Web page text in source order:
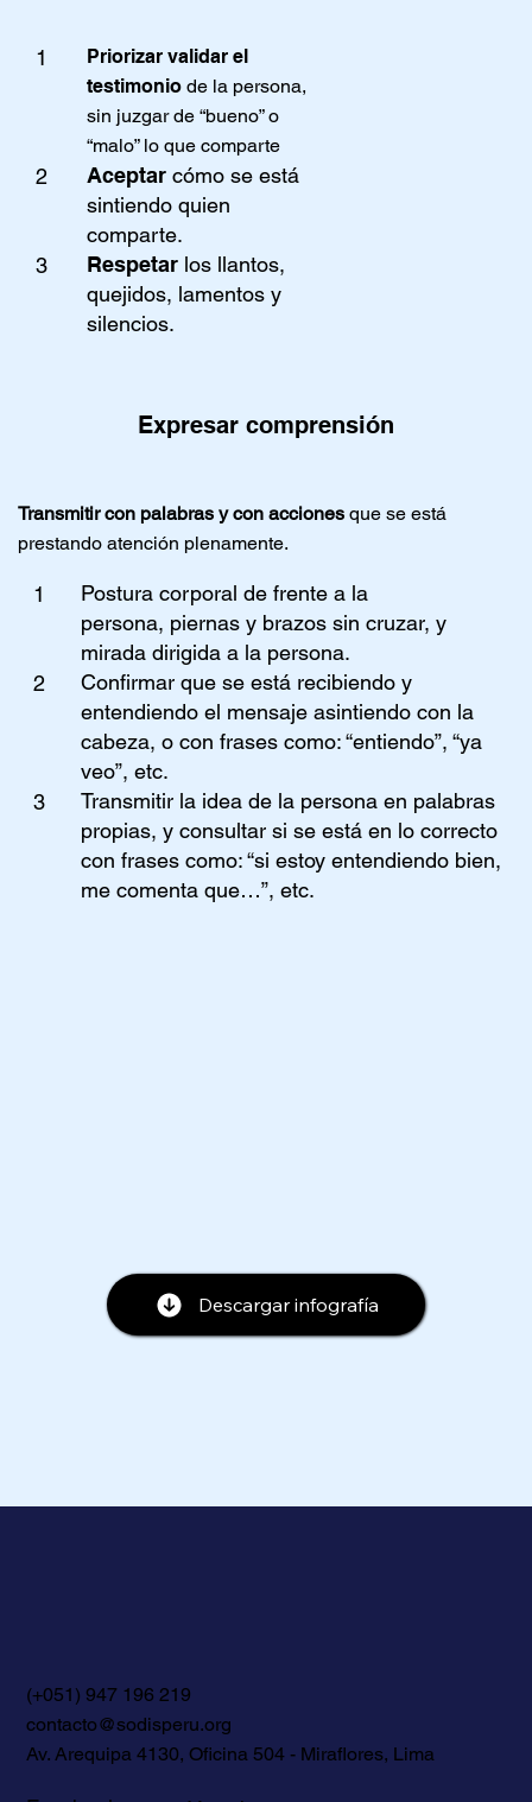
Priorizar validar el
testimonio de la persona,
sin juzgar de “bueno” o
“malo” lo que comparte
1
Aceptarcómo se está
sintiendo quien
comparte.
2
Respetar los llantos,
quejidos, lamentos y
silencios.
3
Expresar comprensión
Transmitir con palabras y con accionesque se está
prestando atención plenamente.
Postura corporal de frente a la
persona, piernas y brazos sin cruzar, y
mirada dirigida a la persona.
1
Confirmar que se está recibiendo y
entendiendo el mensaje asintiendo con la
cabeza, o con frases como: “entiendo”, “ya
veo”, etc.
2
Transmitir la idea de la persona en palabras
propias, y consultar si se está en lo correcto
con frases como: “si estoy entendiendo bien,
me comenta que…”, etc.
3
Descargar infografía
(+051) 947 196 219
contacto@sodisperu.org
Av. Arequipa 4130, Oficina 504 - Miraflores, Lima